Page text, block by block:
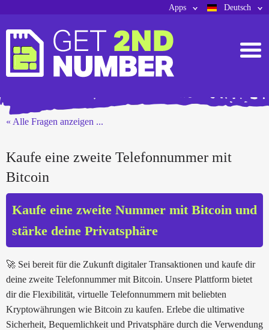
Deutsch
Apps
« Alle Fragen anzeigen ...
Kaufe eine zweite Telefonnummer mit
Bitcoin
Kaufe eine zweite Nummer mit Bitcoin und
stärke deine Privatsphäre
🚀 Sei bereit für die Zukunft digitaler Transaktionen und kaufe dir
deine zweite Telefonnummer mit Bitcoin. Unsere Plattform bietet
dir die Flexibilität, virtuelle Telefonnummern mit beliebten
Kryptowährungen wie Bitcoin zu kaufen. Erlebe die ultimative
Sicherheit, Bequemlichkeit und Privatsphäre durch die Verwendung